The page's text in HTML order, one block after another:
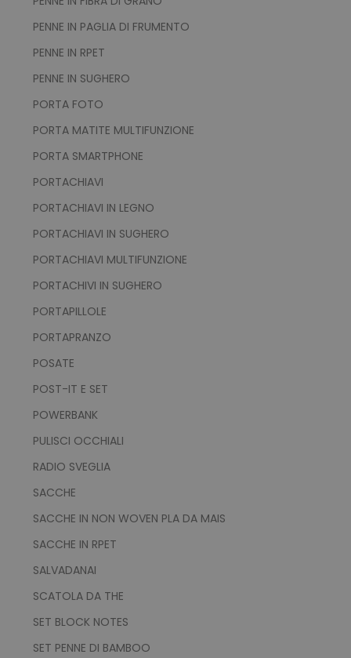
PENNE IN PAGLIA DI FRUMENTO
PENNE IN RPET
PENNE IN SUGHERO
PORTA FOTO
PORTA MATITE MULTIFUNZIONE
PORTA SMARTPHONE
PORTACHIAVI
PORTACHIAVI IN LEGNO
PORTACHIAVI IN SUGHERO
PORTACHIAVI MULTIFUNZIONE
PORTACHIVI IN SUGHERO
PORTAPILLOLE
PORTAPRANZO
POSATE
POST-IT E SET
POWERBANK
PULISCI OCCHIALI
RADIO SVEGLIA
SACCHE
SACCHE IN NON WOVEN PLA DA MAIS
SACCHE IN RPET
SALVADANAI
SCATOLA DA THE
SET BLOCK NOTES
SET PENNE DI BAMBOO